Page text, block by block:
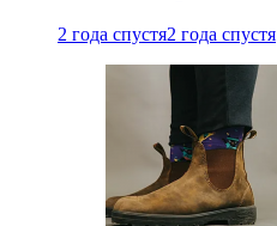
2 года спустя2 года спустя